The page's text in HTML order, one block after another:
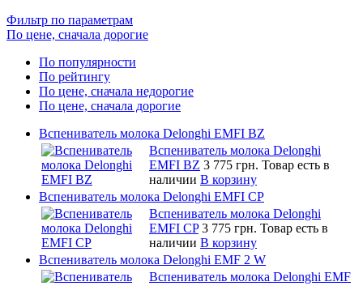
Фильтр по параметрам
По цене, сначала дорогие
По популярности
По рейтингу
По цене, сначала недорогие
По цене, сначала дорогие
Вспениватель молока Delonghi EMFI BZ
Вспениватель молока Delonghi
EMFI BZ 3 775 грн. Товар есть в
наличии В корзину
Вспениватель молока Delonghi EMFI CP
Вспениватель молока Delonghi
EMFI CP 3 775 грн. Товар есть в
наличии В корзину
Вспениватель молока Delonghi EMF 2 W
Вспениватель молока Delonghi EMF